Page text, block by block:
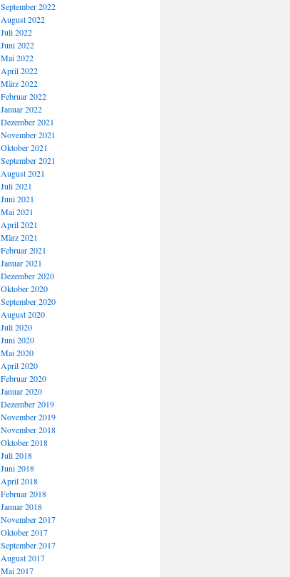
September 2022
August 2022
Juli 2022
Juni 2022
Mai 2022
April 2022
März 2022
Februar 2022
Januar 2022
Dezember 2021
November 2021
Oktober 2021
September 2021
August 2021
Juli 2021
Juni 2021
Mai 2021
April 2021
März 2021
Februar 2021
Januar 2021
Dezember 2020
Oktober 2020
September 2020
August 2020
Juli 2020
Juni 2020
Mai 2020
April 2020
Februar 2020
Januar 2020
Dezember 2019
November 2019
November 2018
Oktober 2018
Juli 2018
Juni 2018
April 2018
Februar 2018
Januar 2018
November 2017
Oktober 2017
September 2017
August 2017
Mai 2017